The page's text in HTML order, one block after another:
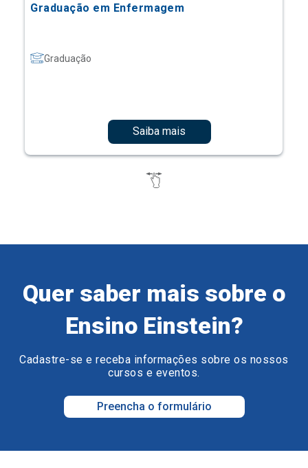
Graduação em Enfermagem
Graduação
Saiba mais
Quer saber mais sobre o
Ensino Einstein?
Cadastre-se e receba informações sobre os nossos
cursos e eventos.
Preencha o formulário